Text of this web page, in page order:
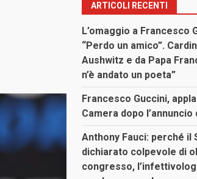
ARTICOLI RECENTI
L’omaggio a Francesco
“Perdo un amico”.
Aushwitz e da Papa
n’è andato un poeta”
Francesco Guccini,
Camera dopo
Anthony Fauci: perché il
dichiarato colpevole di
congresso,